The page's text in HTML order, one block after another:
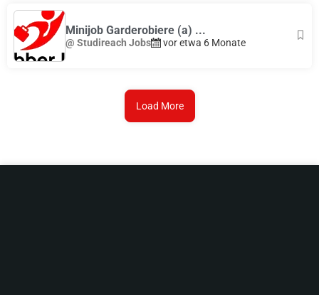
Minijob Garderobiere (a) ...
@ Studireach Jobs vor etwa 6 Monate
Load More